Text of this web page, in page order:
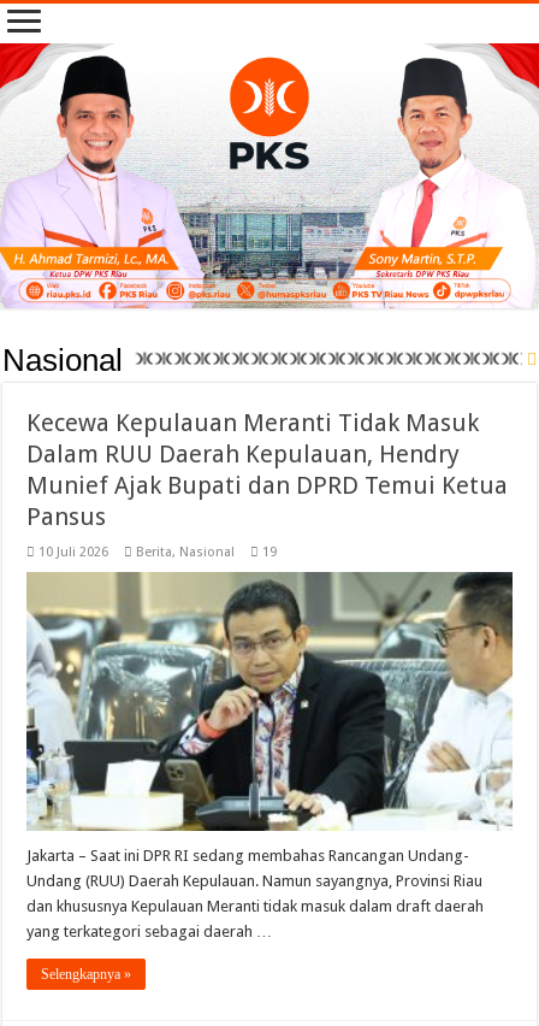
Nasional
Kecewa Kepulauan Meranti Tidak Masuk
Dalam RUU Daerah Kepulauan, Hendry
Munief Ajak Bupati dan DPRD Temui Ketua
Pansus
10 Juli 2026 Berita, Nasional 19
Jakarta – Saat ini DPR RI sedang membahas Rancangan Undang-
Undang (RUU) Daerah Kepulauan. Namun sayangnya, Provinsi Riau
dan khususnya Kepulauan Meranti tidak masuk dalam draft daerah
yang terkategori sebagai daerah …
Selengkapnya »